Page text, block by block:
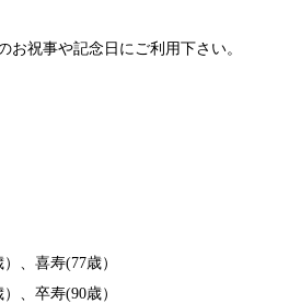
お祝事や記念日にご利用下さい。
）、喜寿(77歳）
）、卒寿(90歳）